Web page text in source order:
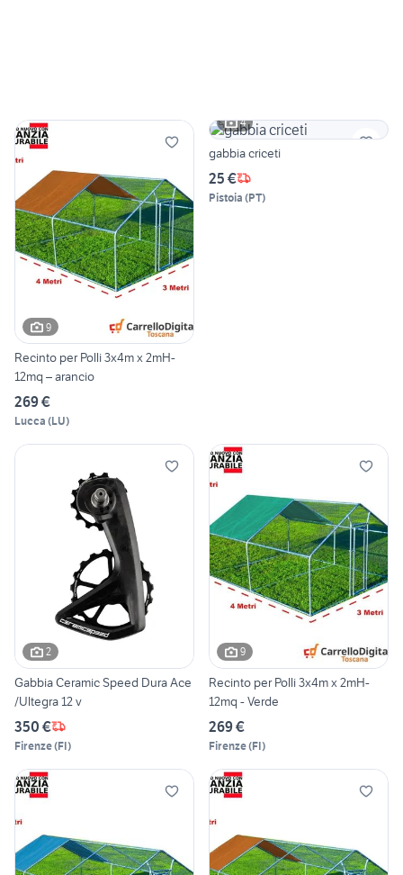
9
Recinto per Polli 3x4m x 2mH-
12mq – arancio
269 €
Lucca (LU)
4
gabbia criceti
25 €
Pistoia (PT)
2
Gabbia Ceramic Speed Dura Ace
/Ultegra 12 v
350 €
Firenze(FI)
9
Recinto per Polli 3x4m x 2mH-
12mq - Verde
269 €
Firenze(FI)